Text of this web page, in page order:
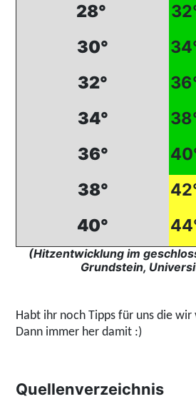
28°
30°
32°
34°
36°
38°
40°
(Hitzentwicklung im
Grundstein,
Habt ihr noch Tipps für uns die wir
Dann immer her damit :)
Quellenverzeichnis